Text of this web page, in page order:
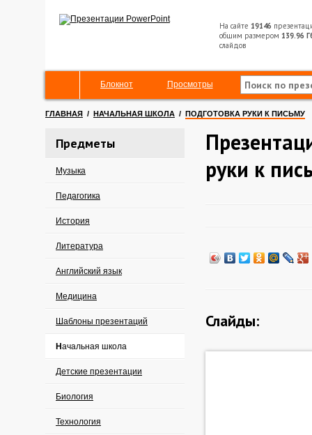
На сайте 19146
общим размером 139.96
слайдов
Блокнот Просмотры
ГЛАВНАЯ / НАЧАЛЬНАЯ ШКОЛА / ПОДГОТОВКА РУКИ К ПИСЬМУ
Предметы
Музыка
Педагогика
История
Литература
Английский язык
Медицина
Шаблоны презентаций
Начальная школа
Детские презентации
Биология
Технология
руки к
Слайды: